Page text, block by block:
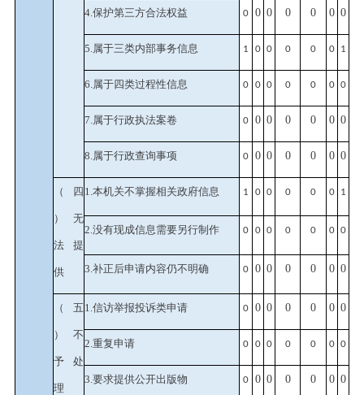
4.保护第三方合法权益 0 0 0 0 0 0 0
5.属于三类内部事务信息 1 0 0 0 0 0 1
6.属于四类过程性信息 0 0 0 0 0 0 0
7.属于行政执法案卷 0 0 0 0 0 0 0
8.属于行政查询事项 0 0 0 0 0 0 0
（四
）无
法提
供
1.本机关不掌握相关政府信息 1 0 0 0 0 0 1
2.没有现成信息需要另行制作 0 0 0 0 0 0 0
3.补正后申请内容仍不明确 0 0 0 0 0 0 0
（五
）不
予处
理
1.信访举报投诉类申请 0 0 0 0 0 0 0
2.重复申请 0 0 0 0 0 0 0
3.要求提供公开出版物 0 0 0 0 0 0 0